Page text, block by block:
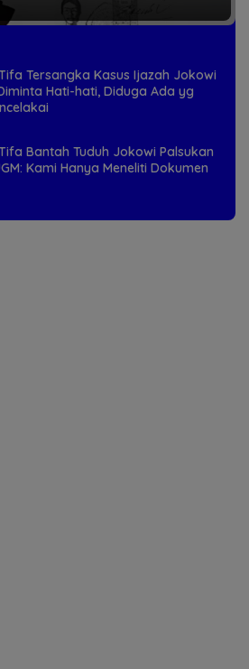
Tersangka Kasus Ijazah Jokowi
Hati-hati, Diduga Ada yg
Bantah Tuduh Jokowi Palsukan
Kami Hanya Meneliti Dokumen